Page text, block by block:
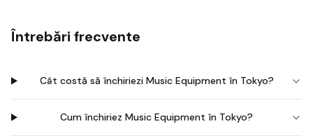
Întrebări frecvente
Cât costă să închiriezi Music Equipment în Tokyo?
Cum închiriez Music Equipment în Tokyo?